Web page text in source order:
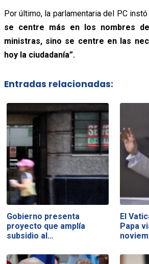
Por último, la parlamentaria del PC
se centre más en los nombres
ministras, sino se centre en las
hoy la ciudadanía”.
Entradas relacionadas:
Gobierno presenta
proyecto que amplía
subsidio al…
El
Papa